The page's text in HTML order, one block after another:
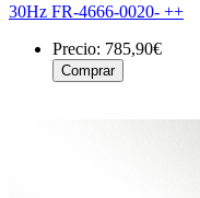
30Hz FR-4666-0020- ++
Precio: 785,90€